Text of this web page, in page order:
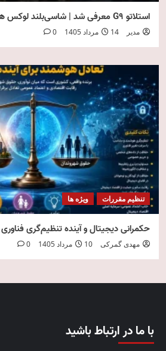
استلاتو G9 معرفی شد | شاسی‌بلند لوکس هواوی با برد ۱۳۶۶ کیلومتر
مدیر 14 مرداد 1405 0
تنظیم مقررات ویژه ها
حکمرانی دیجیتال و آینده تنظیم‌گری
مهدی گمرکی 10 مرداد 1405 0
با ما در ارتباط باشید